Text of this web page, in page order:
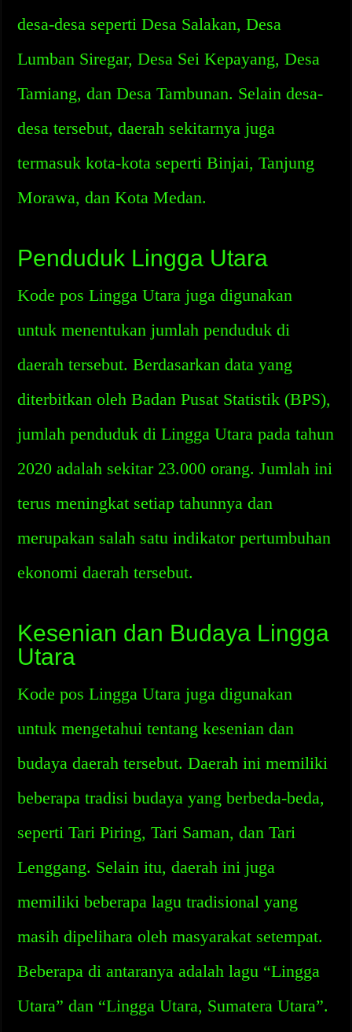
desa-desa seperti Desa Salakan, Desa
Lumban Siregar, Desa Sei Kepayang, Desa
Tamiang, dan Desa Tambunan. Selain desa-
desa tersebut, daerah sekitarnya juga
termasuk kota-kota seperti Binjai, Tanjung
Morawa, dan Kota Medan.
Penduduk Lingga Utara
Kode pos Lingga Utara juga digunakan
untuk menentukan jumlah penduduk di
daerah tersebut. Berdasarkan data yang
diterbitkan oleh Badan Pusat Statistik (BPS),
jumlah penduduk di Lingga Utara pada tahun
2020 adalah sekitar 23.000 orang. Jumlah ini
terus meningkat setiap tahunnya dan
merupakan salah satu indikator pertumbuhan
ekonomi daerah tersebut.
Kesenian dan Budaya Lingga
Utara
Kode pos Lingga Utara juga digunakan
untuk mengetahui tentang kesenian dan
budaya daerah tersebut. Daerah ini memiliki
beberapa tradisi budaya yang berbeda-beda,
seperti Tari Piring, Tari Saman, dan Tari
Lenggang. Selain itu, daerah ini juga
memiliki beberapa lagu tradisional yang
masih dipelihara oleh masyarakat setempat.
Beberapa di antaranya adalah lagu “Lingga
Utara” dan “Lingga Utara, Sumatera Utara”.